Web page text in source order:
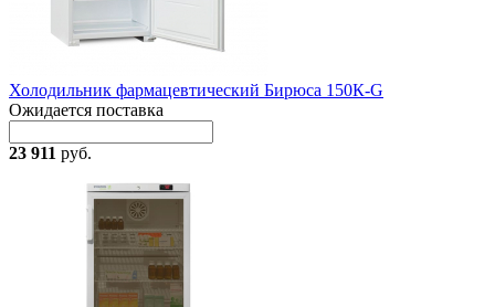
Холодильник фармацевтический Бирюса 150К-G
Ожидается поставка
23 911 руб.